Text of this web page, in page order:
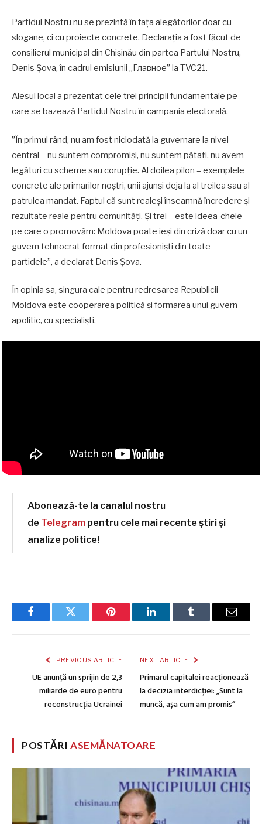
Partidul Nostru nu se prezintă în fața alegătorilor doar cu
slogane, ci cu proiecte concrete. Declarația a fost făcut de
consilierul municipal din Chișinău din partea Partului Nostru,
Denis Șova, în cadrul emisiunii „Главное” la TVC21.
Alesul local a prezentat cele trei principii fundamentale pe
care se bazează Partidul Nostru în campania electorală.
”În primul rând, nu am fost niciodată la guvernare la nivel
central – nu suntem compromiși, nu suntem pătați, nu avem
legături cu scheme sau corupție. Al doilea pilon – exemplele
concrete ale primarilor noștri, unii ajunși deja la al treilea sau al
patrulea mandat. Faptul că sunt realeși înseamnă încredere și
rezultate reale pentru comunități. Și trei – este ideea-cheie
pe care o promovăm: Moldova poate ieși din criză doar cu un
guvern tehnocrat format din profesioniști din toate
partidele”, a declarat Denis Șova.
În opinia sa, singura cale pentru redresarea Republicii
Moldova este cooperarea politică și formarea unui guvern
apolitic, cu specialiști.
Abonează-te la canalul nostru
de Telegram pentru cele mai recente știri și
analize politice!
FacebookTwitter Pinterest LinkedInTumblr Email
PREVIOUS ARTICLE
UE anunță un sprijin de 2,3
miliarde de euro pentru
reconstrucția Ucrainei
NEXT ARTICLE
Primarul capitalei reacționează
la decizia interdicției: „Sunt la
muncă, așa cum am promis”
POSTĂRIASEMĂNATOARE